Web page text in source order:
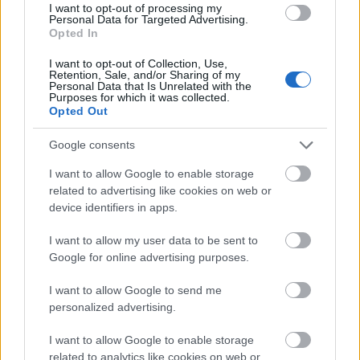
I want to opt-out of processing my
Personal Data for Targeted Advertising.
Opted In
I want to opt-out of Collection, Use,
Retention, Sale, and/or Sharing of my
Personal Data that Is Unrelated with the
Purposes for which it was collected.
Opted Out
Google consents
I want to allow Google to enable storage
related to advertising like cookies on web or
device identifiers in apps.
I want to allow my user data to be sent to
Google for online advertising purposes.
I want to allow Google to send me
personalized advertising.
I want to allow Google to enable storage
related to analytics like cookies on web or
hogy mindig ott vannak. Színes volt. Kék és sárga,
talán zöld színek voltak, és talán piros fűzője.
Aztán ott van a telefon. Egy bohóc arcát formázta,
nem voltak rajta gombok (nem emlékszem, hogy
lettek volna rajta), a tárcsázó helyén nagy piros orr
volt, és kerekeken gurult. Nem volt ijesztő, de nem
volt barátságos sem. De biztos nagyon szerettem
vele játszani, ha így megmaradt. Bár csak egyetlen
momentum, ahogy házunk folyosóján ellököm
Ugyanezen a folyosón támaszkodtam rá az egyik
kedvenc Disney könyvemre, az Oroszlánkirályra, és
toltam pár méteren át. Anya leszidott érte. Gyorsan
meg is értettem, hogy miért, hiszen a borítója -
keményfedeles volt - csúnyán össze lett karistolva. Az
Az első VHS kazettás rajzfilmem is az Oroszlánkirály
volt, és emlékszem a szembe szomszéd kislányra (aki
foglalkozik. Talán majd megmondja), aki elmondta,